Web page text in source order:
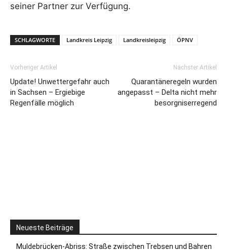
seiner Partner zur Verfügung.
SCHLAGWORTE Landkreis Leipzig Landkreisleipzig ÖPNV
Vorheriger Artikel
Update! Unwettergefahr auch
in Sachsen – Ergiebige
Regenfälle möglich
Nächster Artikel
Quarantäneregeln wurden
angepasst – Delta nicht mehr
besorgniserregend
Neueste Beiträge
Muldebrücken-Abriss: Straße zwischen Trebsen und Bahren